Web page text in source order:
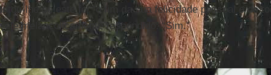
lhe se este foi “o fim da sua felicidade pessoal e de
ele melancolicamente respondido: “Sim.”